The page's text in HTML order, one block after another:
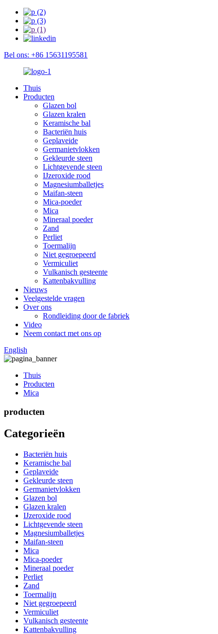
Bel ons: +86 15631195581
Thuis
Producten
Glazen bol
Glazen kralen
Keramische bal
Bacteriën huis
Geplaveide
Germanietvlokken
Gekleurde steen
Lichtgevende steen
IJzeroxide rood
Magnesiumballetjes
Maifan-steen
Mica-poeder
Mica
Mineraal poeder
Zand
Perliet
Toermalijn
Niet gegroepeerd
Vermiculiet
Vulkanisch gesteente
Kattenbakvulling
Nieuws
Veelgestelde vragen
Over ons
Rondleiding door de fabriek
Video
Neem contact met ons op
English
Thuis
Producten
Mica
producten
Categorieën
Bacteriën huis
Keramische bal
Geplaveide
Gekleurde steen
Germanietvlokken
Glazen bol
Glazen kralen
IJzeroxide rood
Lichtgevende steen
Magnesiumballetjes
Maifan-steen
Mica
Mica-poeder
Mineraal poeder
Perliet
Zand
Toermalijn
Niet gegroepeerd
Vermiculiet
Vulkanisch gesteente
Kattenbakvulling